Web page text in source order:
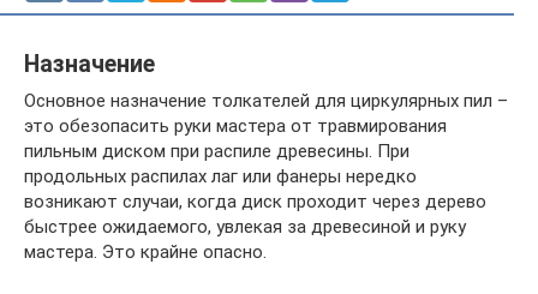
Назначение
Основное назначение толкателей для циркулярных пил –
это обезопасить руки мастера от травмирования
пильным диском при распиле древесины. При
продольных распилах лаг или фанеры нередко
возникают случаи, когда диск проходит через дерево
быстрее ожидаемого, увлекая за древесиной и руку
мастера. Это крайне опасно.